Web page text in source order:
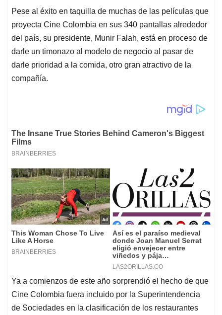
Pese al éxito en taquilla de muchas de las películas que
proyecta Cine Colombia en sus 340 pantallas alrededor
del país, su presidente, Munir Falah, está en proceso de
darle un timonazo al modelo de negocio al pasar de
darle prioridad a la comida, otro gran atractivo de la
compañía.
Ya a comienzos de este año sorprendió el hecho de que
Cine Colombia fuera incluido por la Superintendencia
de Sociedades en la clasificación de los restaurantes